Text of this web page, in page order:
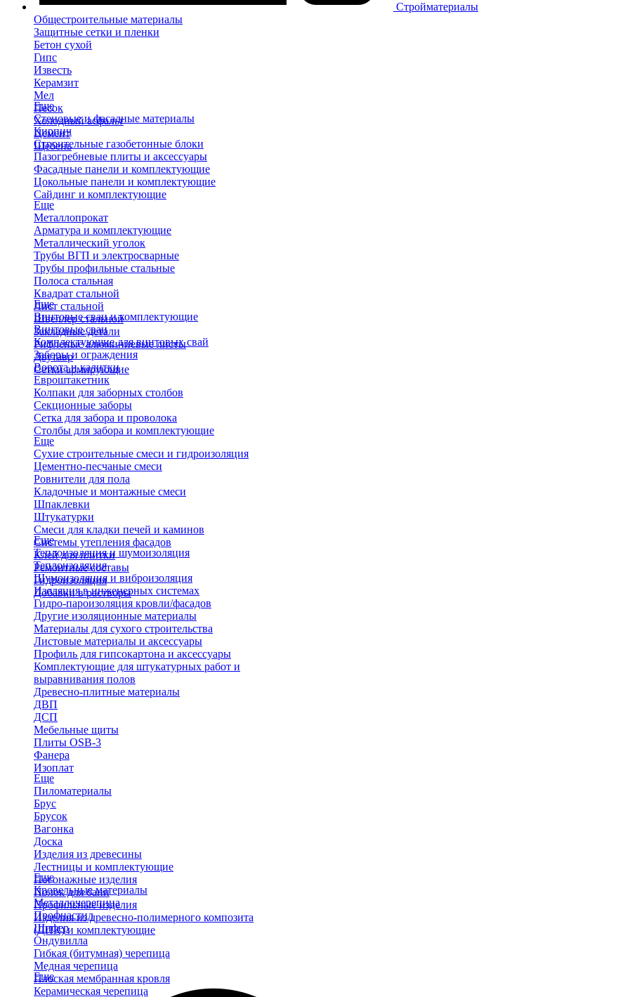
Стройматериалы
Общестроительные материалы
Защитные сетки и пленки
Бетон сухой
Гипс
Известь
Керамзит
Мел
Песок
Холодный асфальт
Цемент
Щебень
Еще
Стеновые и фасадные материалы
Кирпич
Строительные газобетонные блоки
Пазогребневые плиты и аксессуары
Фасадные панели и комплектующие
Цокольные панели и комплектующие
Сайдинг и комплектующие
Еще
Металлопрокат
Арматура и комплектующие
Металлический уголок
Трубы ВГП и электросварные
Трубы профильные стальные
Полоса стальная
Квадрат стальной
Лист стальной
Швеллер стальной
Закладные детали
Рифленые алюминиевые листы
Двутавр
Сетки армирующие
Еще
Винтовые сваи и комплектующие
Винтовые сваи
Комплектующие для винтовых свай
Заборы и ограждения
Ворота и калитки
Евроштакетник
Колпаки для заборных столбов
Секционные заборы
Сетка для забора и проволока
Столбы для забора и комплектующие
Еще
Сухие строительные смеси и гидроизоляция
Цементно-песчаные смеси
Ровнители для пола
Кладочные и монтажные смеси
Шпаклевки
Штукатурки
Смеси для кладки печей и каминов
Системы утепления фасадов
Клей для плитки
Ремонтные составы
Гидроизоляция
Добавки в растворы
Еще
Теплоизоляция и шумоизоляция
Теплоизоляция
Шумоизоляция и виброизоляция
Изоляция в инженерных системах
Гидро-пароизоляция кровли/фасадов
Другие изоляционные материалы
Материалы для сухого строительства
Листовые материалы и аксессуары
Профиль для гипсокартона и аксессуары
Комплектующие для штукатурных работ и
выравнивания полов
Древесно-плитные материалы
ДВП
ДСП
Мебельные щиты
Плиты OSB-3
Фанера
Изоплат
Еще
Пиломатериалы
Брус
Брусок
Вагонка
Доска
Изделия из древесины
Лестницы и комплектующие
Погонажные изделия
Полок для бани
Профильные изделия
Изделия из древесно-полимерного композита
(ДПК) и комплектующие
Еще
Кровельные материалы
Металлочерепица
Профнастил
Шифер
Ондувилла
Гибкая (битумная) черепица
Медная черепица
Плоская мембранная кровля
Керамическая черепица
Еще